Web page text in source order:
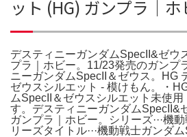
ット (HG) ガンプラ｜
デスティニーガンダムSpecII&ゼウ
プラ｜ホビー。11/23発売のガンプ
ニーガンダムSpecII＆ゼウス。HG
ゼウスシルエット - 模けもん。・
ムSpecII＆ゼウスシルエット未使用
す。デスティニーガンダムSpecII&
ガンプラ｜ホビー。シリーズ···機
リーズタイトル···機動戦士ガンダ